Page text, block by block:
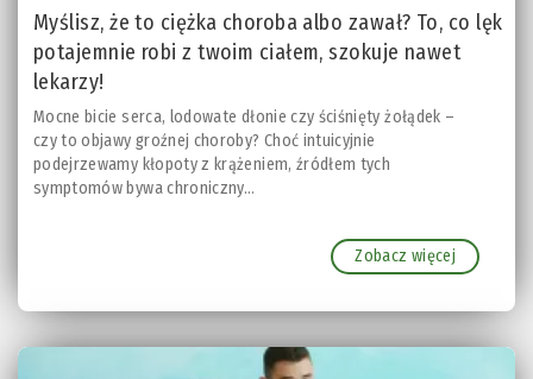
Myślisz, że to ciężka choroba albo zawał? To, co lęk
potajemnie robi z twoim ciałem, szokuje nawet
lekarzy!
Mocne bicie serca, lodowate dłonie czy ściśnięty żołądek –
czy to objawy groźnej choroby? Choć intuicyjnie
podejrzewamy kłopoty z krążeniem, źródłem tych
symptomów bywa chroniczny...
Zobacz więcej